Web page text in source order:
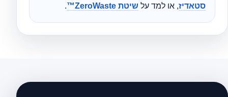
סטאדיז, או למד על שיטת ZeroWaste™ .